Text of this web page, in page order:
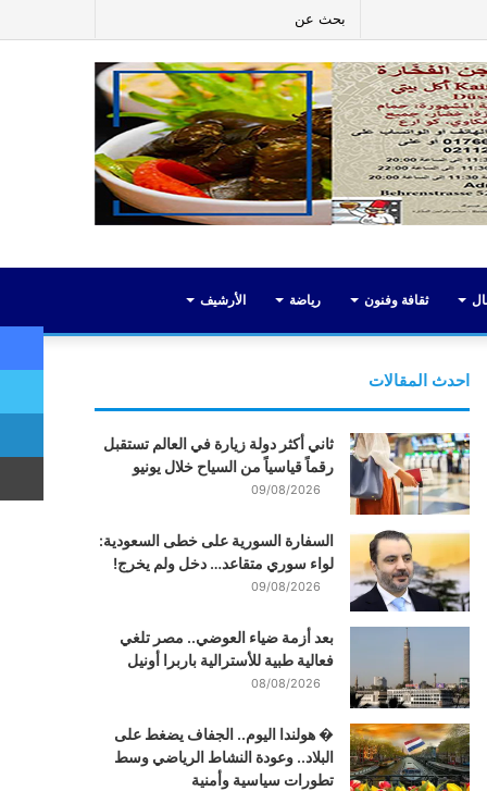
عن
إضافة
عمود
جانبي
ثقافة وفنون رياضة الأرشيف
احدث المقالات
ثاني أكثر دولة زيارة في العالم تستقبل
رقماً قياسياً من السياح خلال يونيو
09/08/2026
السفارة السورية على خطى السعودية:
لواء سوري متقاعد… دخل ولم يخرج!
09/08/2026
بعد أزمة ضياء العوضي.. مصر تلغي
فعالية طبية للأسترالية باربرا أونيل
08/08/2026
� هولندا اليوم.. الجفاف يضغط على
البلاد.. وعودة النشاط الرياضي وسط
تطورات سياسية وأمنية